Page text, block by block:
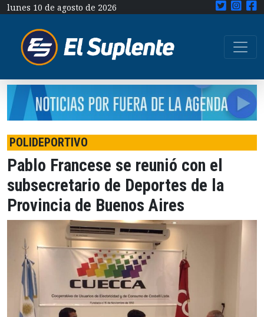
lunes 10 de agosto de 2026
POLIDEPORTIVO
Pablo Francese se reunió con el
subsecretario de Deportes de la
Provincia de Buenos Aires